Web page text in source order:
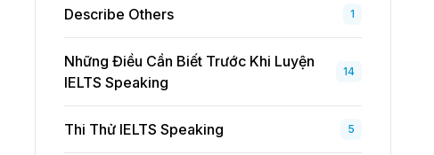
Describe Others 1
Những Điều Cần Biết Trước Khi Luyện
IELTS Speaking
14
Thi Thử IELTS Speaking 5